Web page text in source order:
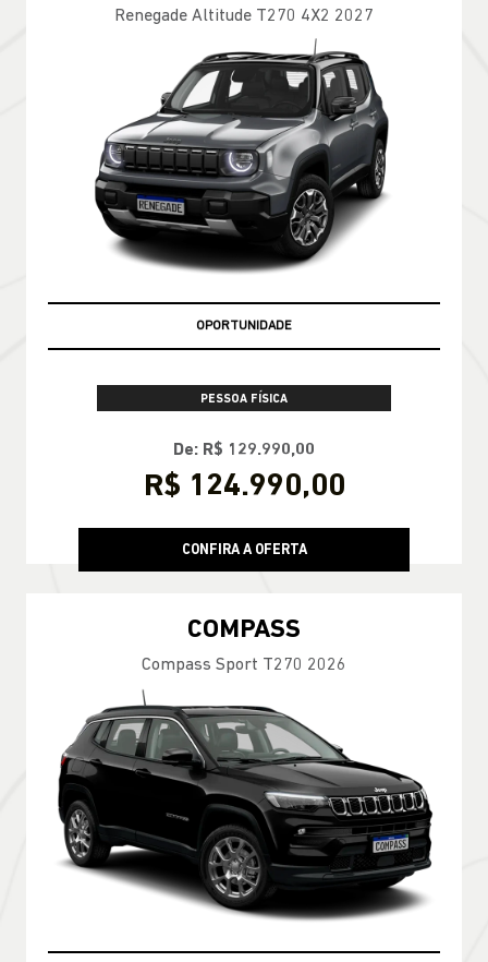
Renegade Altitude T270 4X2 2027
OPORTUNIDADE
PESSOA FÍSICA
De: R$ 129.990,00
R$ 124.990,00
CONFIRA A OFERTA
COMPASS
Compass Sport T270 2026